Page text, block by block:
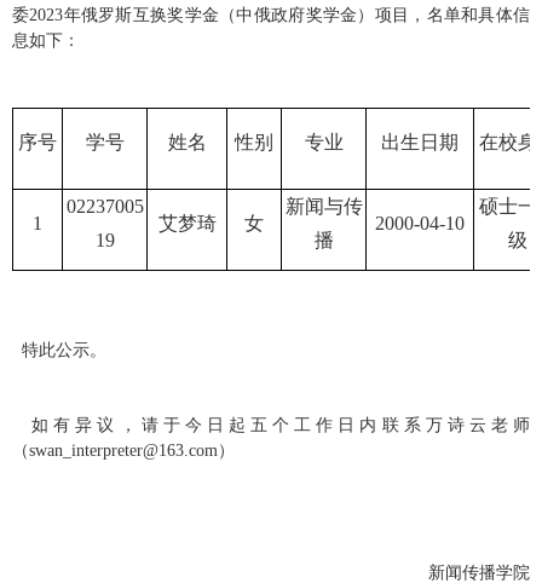
委2023年俄罗斯互换奖学金（中俄政府奖学金）项目，名单和具体信
息如下：
序号 学号 姓名 性别 专业 出生日期 在校身
1
02237005
19
艾梦琦 女
新闻与传
播
2000-04-10
硕士一
级
特此公示。
如有异议，请于今日起五个工作日内联系万诗云老师
（swan_interpreter@163.com ）
新闻传播学院